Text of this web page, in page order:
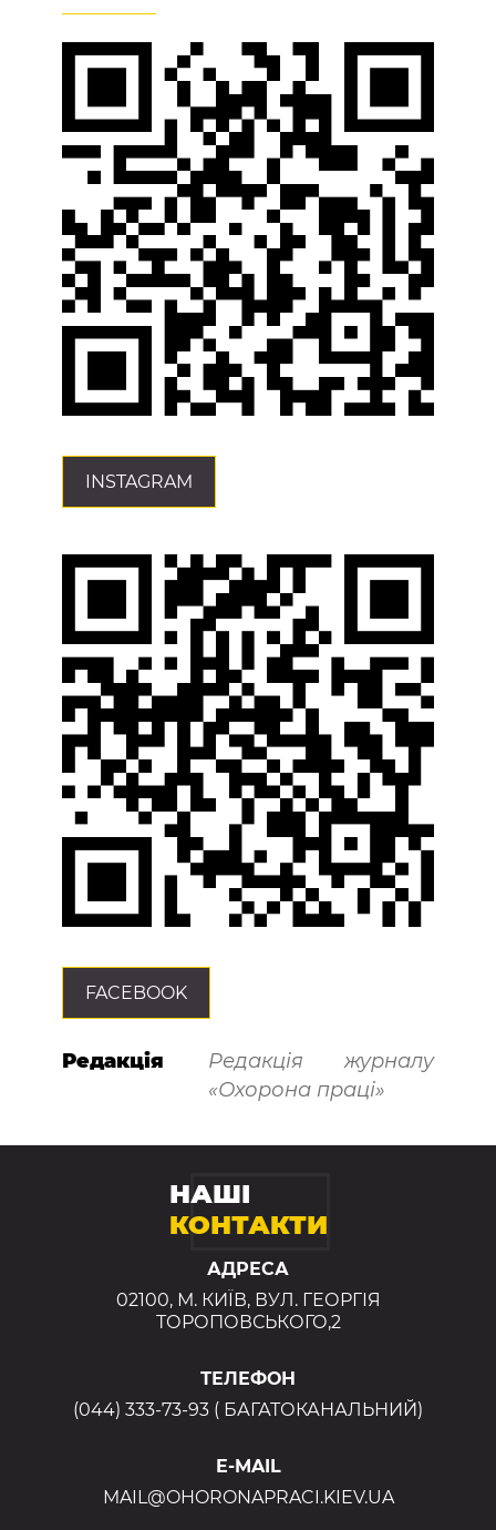
INSTAGRAM
FACEBOOK
Редакція
Редакція журналу
«Охорона праці»
НАШІ
КОНТАКТИ
АДРЕСА
02100, М. КИЇВ, ВУЛ. ГЕОРГІЯ
ТОРОПОВСЬКОГО,2
ТЕЛЕФОН
(044) 333-73-93 ( БАГАТОКАНАЛЬНИЙ)
E-MAIL
MAIL@OHORONAPRACI.KIEV.UA